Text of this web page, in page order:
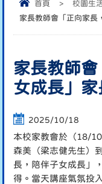
首頁 > 校園生
家長教師會「正向家長
家長教師
女成長」
2025/10/18
本校家教會於（ 18/10
森美 （梁志健先生）
長，陪伴子女成長」
得。當天講座氣氛投